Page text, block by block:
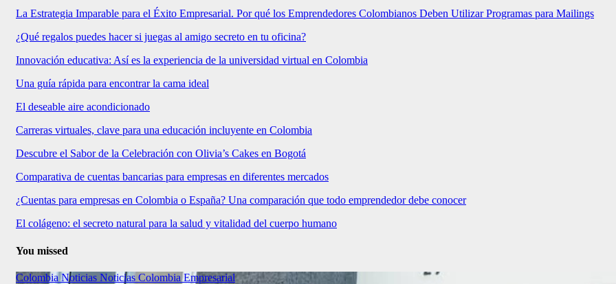
La Estrategia Imparable para el Éxito Empresarial. Por qué los Emprendedores Colombianos Deben Utilizar Programas para Mailings
¿Qué regalos puedes hacer si juegas al amigo secreto en tu oficina?
Innovación educativa: Así es la experiencia de la universidad virtual en Colombia
Una guía rápida para encontrar la cama ideal
El deseable aire acondicionado
Carreras virtuales, clave para una educación incluyente en Colombia
Descubre el Sabor de la Celebración con Olivia’s Cakes en Bogotá
Comparativa de cuentas bancarias para empresas en diferentes mercados
¿Cuentas para empresas en Colombia o España? Una comparación que todo emprendedor debe conocer
El colágeno: el secreto natural para la salud y vitalidad del cuerpo humano
You missed
Colombia Noticias Noticias Colombia Empresarial